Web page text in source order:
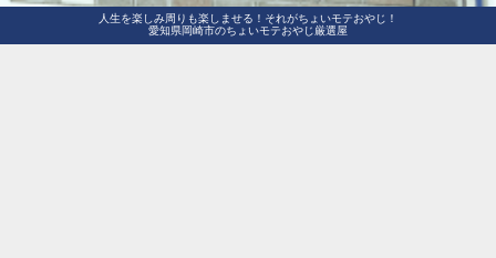
人生を楽しみ周りも楽しませる！それがちょいモテおやじ！
愛知県岡崎市のちょいモテおやじ厳選屋